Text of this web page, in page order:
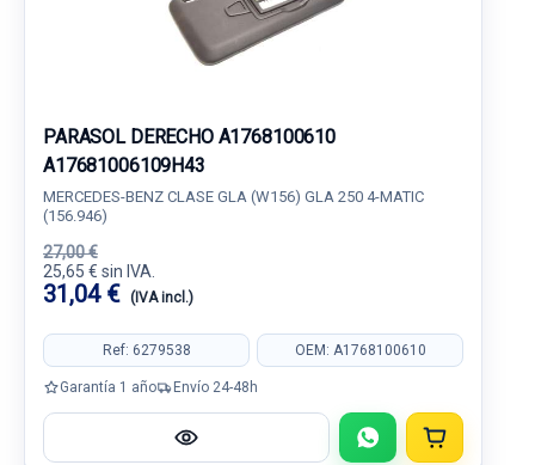
PARASOL DERECHO A1768100610
A17681006109H43
MERCEDES-BENZ CLASE GLA (W156) GLA 250 4-MATIC
(156.946)
27,00 €
25,65 € sin IVA.
31,04 € (IVA incl.)
Ref: 6279538 OEM: A1768100610
Garantía 1 año Envío 24-48h